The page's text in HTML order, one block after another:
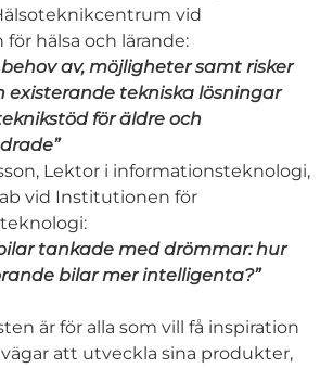
vid
hälsa och lärande:
av, möjligheter samt risker
existerande tekniska lösningar
för äldre och
Lektor i informationsteknologi,
vid Institutionen för
tankade med drömmar: hur
bilar mer intelligenta?”
är för alla som vill få inspiration
att utveckla sina produkter,